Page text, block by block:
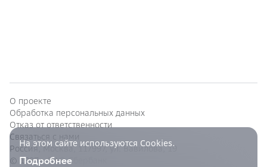
О проекте
Обработка персональных данных
Отказ от ответственности
Связаться с нами
Россия, Москва, 117997, ул. Вавилова, 19
© 1997—ПАО Сбербанк
На этом сайте используются Cookies.
Подробнее